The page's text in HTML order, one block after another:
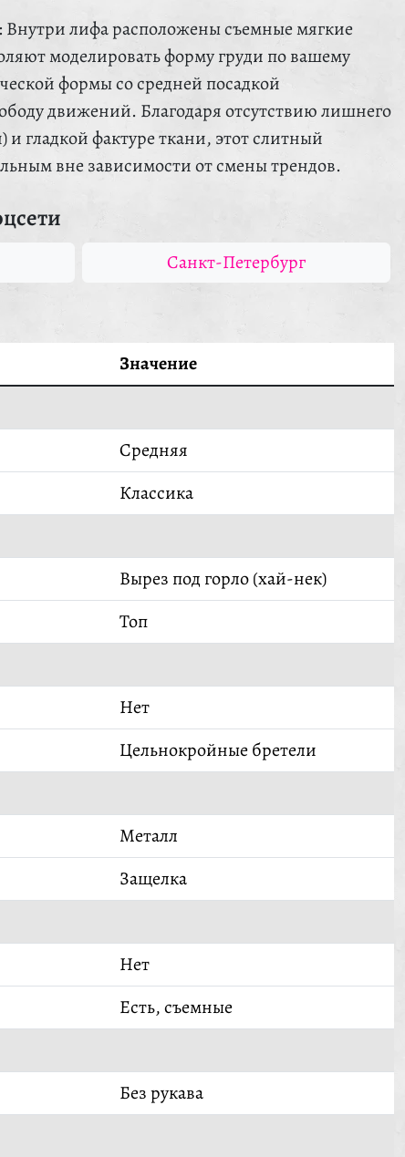
Внутри лифа расположены съемные мягкие
моделировать форму груди по вашему
формы со средней посадкой
движений. Благодаря отсутствию лишнего
и гладкой фактуре ткани, этот слитный
вне зависимости от смены трендов.
Санкт-Петербург
Значение
Средняя
Классика
Вырез под горло (хай-нек)
Топ
Нет
Цельнокройные бретели
Металл
Защелка
Нет
Есть, съемные
Без рукава